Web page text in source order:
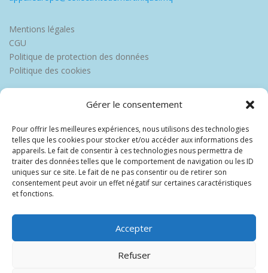
Gérer le consentement
Pour offrir les meilleures expériences, nous utilisons des technologies
telles que les cookies pour stocker et/ou accéder aux informations des
appareils. Le fait de consentir à ces technologies nous permettra de
traiter des données telles que le comportement de navigation ou les ID
uniques sur ce site. Le fait de ne pas consentir ou de retirer son
consentement peut avoir un effet négatif sur certaines caractéristiques
et fonctions.
Accepter
Refuser
Mentions légales
CGU
Politique de protection des données
Politique des cookies